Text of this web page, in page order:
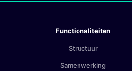
Functionaliteiten
Structuur
Samenwerking